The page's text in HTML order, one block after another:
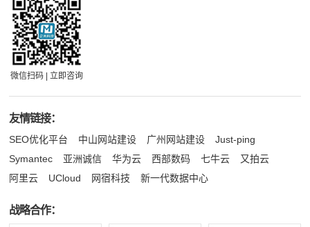
微信扫码 | 立即咨询
友情链接：
SEO优化平台 中山网站建设 广州网站建设
Just-ping
Symantec
亚洲诚信 华为云 西部数码 七牛云
又拍云
阿里云
UCloud 网宿科技 新一代数据中心
战略合作：